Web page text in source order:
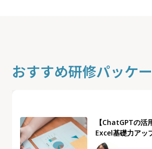
おすすめ研修パッケ
【ChatGPTの活
Excel基礎力アッ